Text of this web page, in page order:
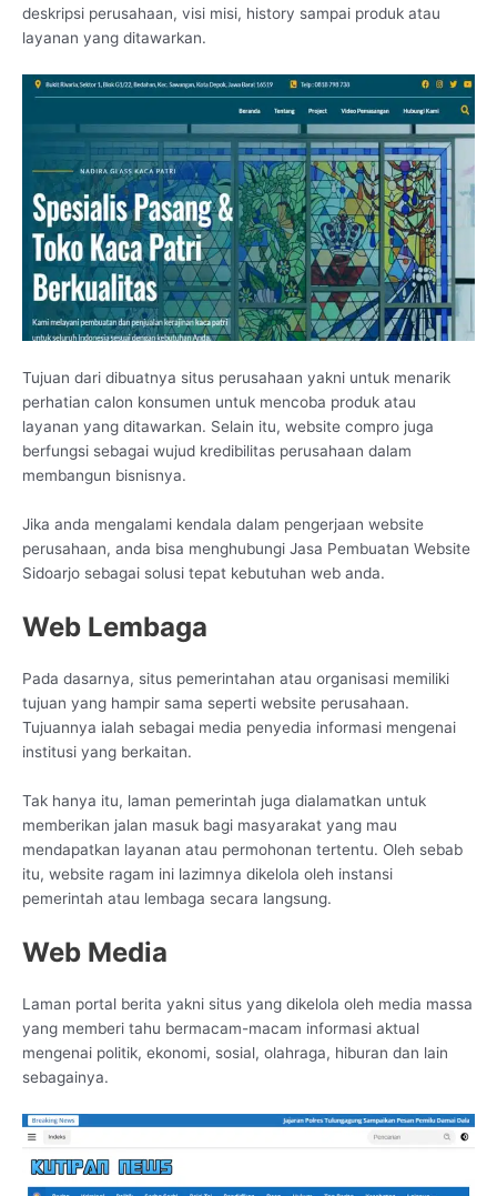
deskripsi perusahaan, visi misi, history sampai produk atau
layanan yang ditawarkan.
Tujuan dari dibuatnya situs perusahaan yakni untuk menarik
perhatian calon konsumen untuk mencoba produk atau
layanan yang ditawarkan. Selain itu, website compro juga
berfungsi sebagai wujud kredibilitas perusahaan dalam
membangun bisnisnya.
Jika anda mengalami kendala dalam pengerjaan website
perusahaan, anda bisa menghubungi Jasa Pembuatan Website
Sidoarjo sebagai solusi tepat kebutuhan web anda.
Web Lembaga
Pada dasarnya, situs pemerintahan atau organisasi memiliki
tujuan yang hampir sama seperti website perusahaan.
Tujuannya ialah sebagai media penyedia informasi mengenai
institusi yang berkaitan.
Tak hanya itu, laman pemerintah juga dialamatkan untuk
memberikan jalan masuk bagi masyarakat yang mau
mendapatkan layanan atau permohonan tertentu. Oleh sebab
itu, website ragam ini lazimnya dikelola oleh instansi
pemerintah atau lembaga secara langsung.
Web Media
Laman portal berita yakni situs yang dikelola oleh media massa
yang memberi tahu bermacam-macam informasi aktual
mengenai politik, ekonomi, sosial, olahraga, hiburan dan lain
sebagainya.